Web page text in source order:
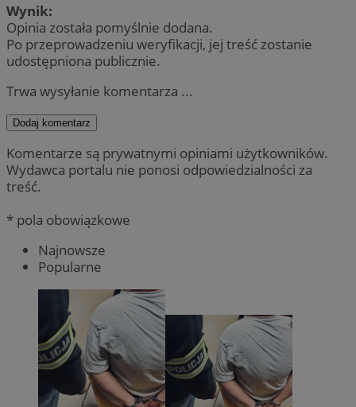
Wynik:
Opinia została pomyślnie dodana.
Po przeprowadzeniu weryfikacji, jej treść zostanie
udostępniona publicznie.
Trwa wysyłanie komentarza ...
Dodaj komentarz
Komentarze są prywatnymi opiniami użytkowników.
Wydawca portalu nie ponosi odpowiedzialności za
treść.
* pola obowiązkowe
Najnowsze
Popularne